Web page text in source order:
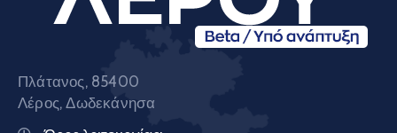
Πλάτανος, 85400
Λέρος, Δωδεκάνησα